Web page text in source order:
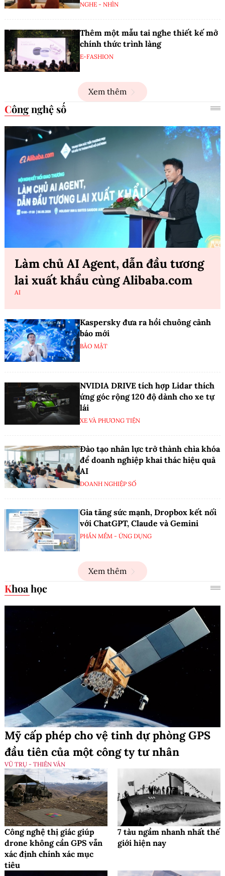
NGHE - NHÌN
Thêm một mẫu tai nghe thiết kế mở
chính thức trình làng
E-FASHION
Xem thêm
Công nghệ số
Làm chủ AI Agent, dẫn đầu tương
lai xuất khẩu cùng Alibaba.com
AI
Kaspersky đưa ra hồi chuông cảnh
báo mới
BẢO MẬT
NVIDIA DRIVE tích hợp Lidar thích
ứng góc rộng 120 độ dành cho xe tự
lái
XE VÀ PHƯƠNG TIỆN
Đào tạo nhân lực trở thành chìa khóa
để doanh nghiệp khai thác hiệu quả
AI
DOANH NGHIỆP SỐ
Gia tăng sức mạnh, Dropbox kết nối
với ChatGPT, Claude và Gemini
PHẦN MỀM - ỨNG DỤNG
Xem thêm
Khoa học
Mỹ cấp phép cho vệ tinh dự phòng GPS
đầu tiên của một công ty tư nhân
VŨ TRỤ - THIÊN VĂN
Công nghệ thị giác giúp
drone không cần GPS vẫn
xác định chính xác mục
tiêu
7 tàu ngầm nhanh nhất thế
giới hiện nay